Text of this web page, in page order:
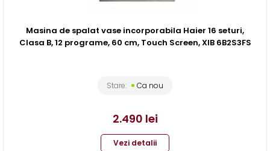
Masina de spalat vase incorporabila Haier 16 seturi,
Clasa B, 12 programe, 60 cm, Touch Screen, XIB 6B2S3FS
Stare: Ca nou
2.490 lei
Vezi detalii